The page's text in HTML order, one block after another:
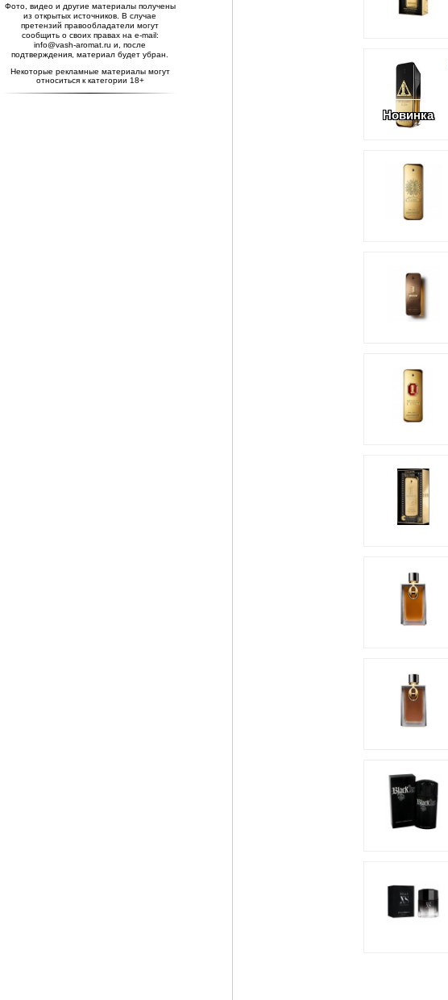
Фото, видео и другие материалы получены
из открытых источников. В случае
претензий правообладатели могут
сообщить о своих правах на e-mail:
info@vash-aromat.ru и, после
подтверждения, материал будет убран.
Некоторые рекламные материалы могут
относиться к категории 18+
Новинка